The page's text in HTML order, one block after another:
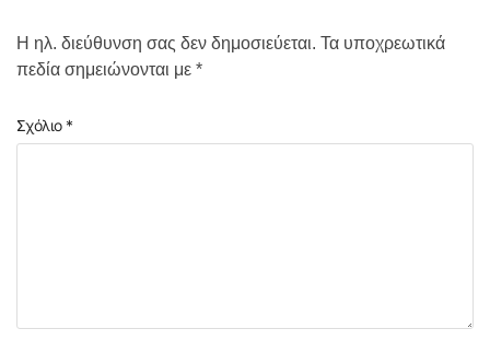
Η ηλ. διεύθυνση σας δεν δημοσιεύεται. Τα υποχρεωτικά
πεδία σημειώνονται με *
Σχόλιο *